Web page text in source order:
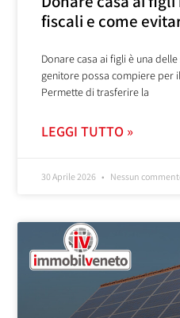
fiscali e come
Donare casa ai figli è una
genitore possa compiere per
Permette di trasferire la
LEGGI TUTTO »
30 Aprile 2026 Nessun